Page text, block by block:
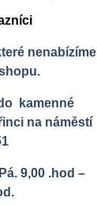
nenabízíme
kamenné
na náměstí
9,00 .hod –